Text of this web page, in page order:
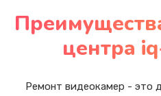
от 587
центра
Ремонт видеокамер - это